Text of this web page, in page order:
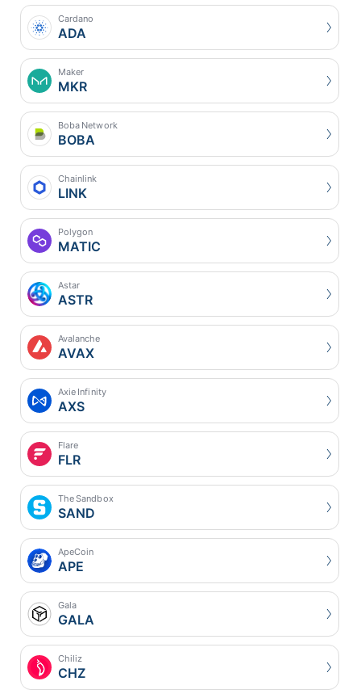
Cardano
ADA
Maker
MKR
Boba Network
BOBA
Chainlink
LINK
Polygon
MATIC
Astar
ASTR
Avalanche
AVAX
Axie Infinity
AXS
Flare
FLR
The Sandbox
SAND
ApeCoin
APE
Gala
GALA
Chiliz
CHZ